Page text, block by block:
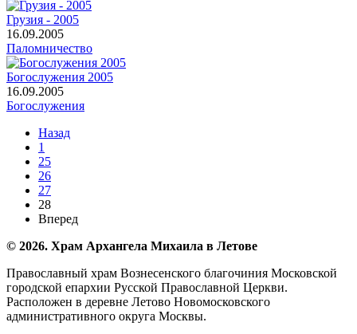
Грузия - 2005
16.09.2005
Паломничество
Богослужения 2005
16.09.2005
Богослужения
Назад
1
25
26
27
28
Вперед
© 2026. Храм Архангела Михаила в Летове
Православный храм Вознесенского благочиния Московской
городской епархии Русской Православной Церкви.
Расположен в деревне Летово Новомосковского
административного округа Москвы.